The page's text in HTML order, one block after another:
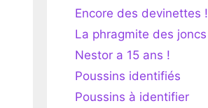
Encore des devinettes !
La phragmite des joncs
Nestor a 15 ans !
Poussins identifiés
Poussins à identifier